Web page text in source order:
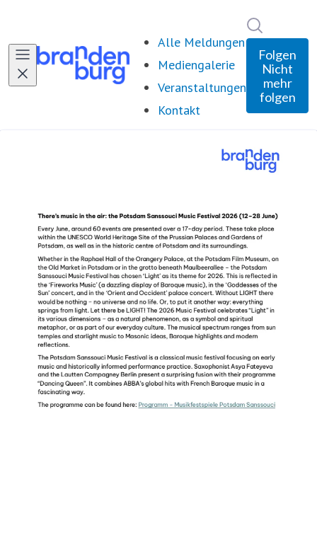
Alle Meldungen
Mediengalerie
Veranstaltungen
Kontakt
Folgen
Nicht
mehr
folgen